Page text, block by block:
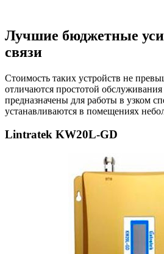
Лучшие бюджетные
связи
Стоимость таких устройств не
отличаются простотой
предназначены для работы в узком
устанавливаются в помещениях
Lintratek KW20L-GD